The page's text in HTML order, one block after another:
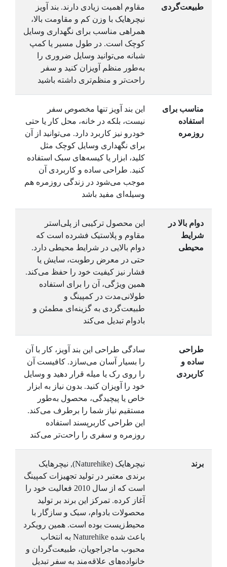
طبیعت‌گردی
مقاوم اهمیت زیادی دارند. بند آویز
نیچرهایک با وزن کم و مقاومت بالا،
همراهی مناسب برای نگهداری وسایل
کوچک است. در طول مسیر یا کمپ
شبانه می‌توانید وسایل ضروری را
به‌طور منظم آویزان کنید و سفر
راحت‌تر و منظم‌تری داشته باشید
مناسب برای
استفاده
روزمره
این بند آویز تنها مخصوص سفر
نیست، بلکه در خانه، محل کار یا حتی
خودرو نیز کاربرد دارد. می‌توانید از آن
برای نگهداری وسایل کوچک مثل
کلید، ابزار یا کیسه‌های سبک استفاده
کنید. طراحی ساده و کاربردی آن
موجب می‌شود در زندگی روزمره هم
وسیله‌ای مفید باشد
دوام بالا در
شرایط
محیطی
این محصول ترکیبی از پلی‌استر
مقاوم و پلاستیک فشرده است که
دوام بالایی در شرایط محیطی دارد.
حتی در معرض رطوبت، سایش یا
فشار نیز کیفیت خود را حفظ می‌کند.
همین ویژگی، آن را برای استفاده
طولانی‌مدت در کمپینگ و
طبیعت‌گردی به گزینه‌ای مطمئن و
بادوام تبدیل می‌کند
طراحی
ساده و
کاربردی
سادگی طراحی این بند آویز، کار با آن
را بسیار آسان می‌سازد. کافیست آن
را روی رک یا میله قرار دهید و وسایل
خود را آویزان کنید. بدون نیاز به ابزار
خاص یا پیچیدگی، محصول به‌طور
مستقیم نیاز شما را برطرف می‌کند.
این طراحی کاربرپسند استفاده
روزمره و سفری را راحت‌تر می‌کند
برند
نیچرهایک (Naturehike), نیچرهایک
برندی معتبر در تولید تجهیزات کمپینگ
است که از سال 2010 فعالیت خود را
آغاز کرده. تمرکز این برند بر تولید
محصولات بادوام، سبک و سازگار با
محیط‌زیست بوده است. همین رویکرد
باعث شده Naturehike به انتخاب
محبوب ماجراجویان، طبیعت‌گردان و
خانواده‌های علاقه‌مند به سفر تبدیل